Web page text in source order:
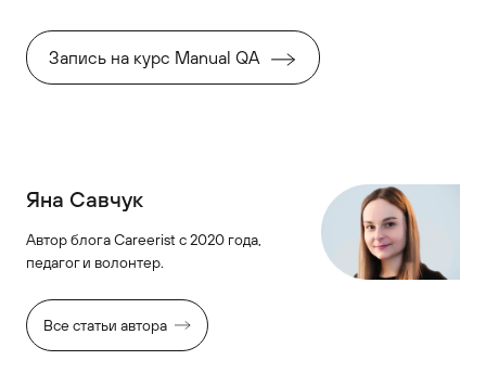
Запись на курс Manual QA
Яна Савчук
Автор блога Careerist с 2020 года,
педагог и волонтер.
Все статьи автора